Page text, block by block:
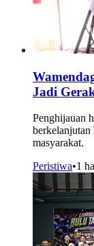
Jadi
Penghijauan
masyarakat.
Peristiwa•1